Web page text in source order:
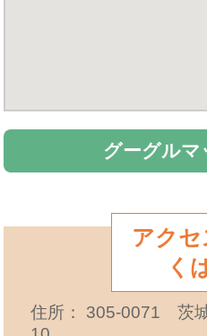
グーグルマ
アクセ
く
住所： 305-0071 茨